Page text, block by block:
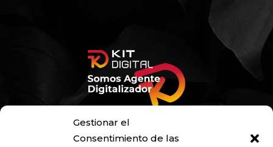
Gestionar el
Consentimiento de las